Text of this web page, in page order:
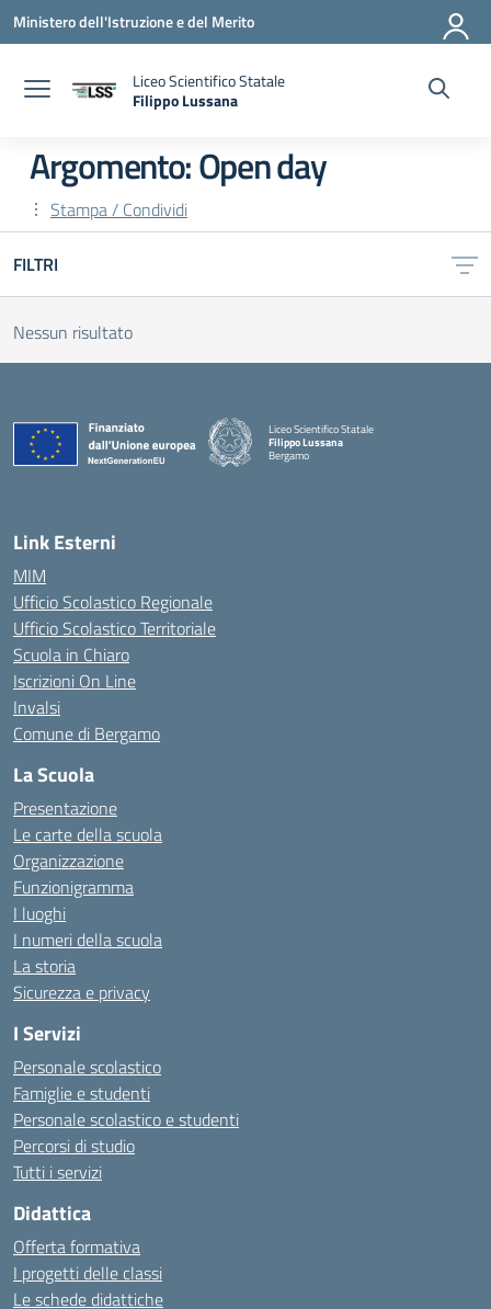
Vai ai contenuti
Vai al menu di navigazione
Vai al footer
Ministero dell'Istruzione e del Merito
Liceo Scientifico Statale
Filippo Lussana
Argomento: Open day
Stampa / Condividi
FILTRI
Nessun risultato
Liceo Scientifico Statale
Filippo Lussana
Bergamo
— Visita la pagina iniziale della scuola
Link Esterni
MIM
Ufficio Scolastico Regionale
Ufficio Scolastico Territoriale
Scuola in Chiaro
Iscrizioni On Line
Invalsi
Comune di Bergamo
La Scuola
Presentazione
Le carte della scuola
Organizzazione
Funzionigramma
I luoghi
I numeri della scuola
La storia
Sicurezza e privacy
I Servizi
Personale scolastico
Famiglie e studenti
Personale scolastico e studenti
Percorsi di studio
Tutti i servizi
Didattica
Offerta formativa
I progetti delle classi
Le schede didattiche